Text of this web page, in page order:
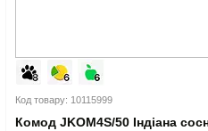
Код товару: 10115999
Комод JKOM4S/50 Індіана